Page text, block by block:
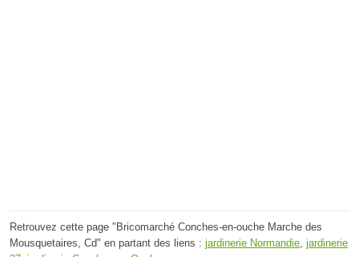
Retrouvez cette page "Bricomarché Conches-en-ouche Marche des
Mousquetaires, Cd" en partant des liens : jardinerie Normandie, jardinerie